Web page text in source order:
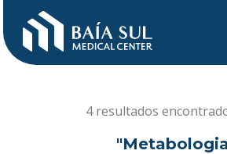
4 resultados